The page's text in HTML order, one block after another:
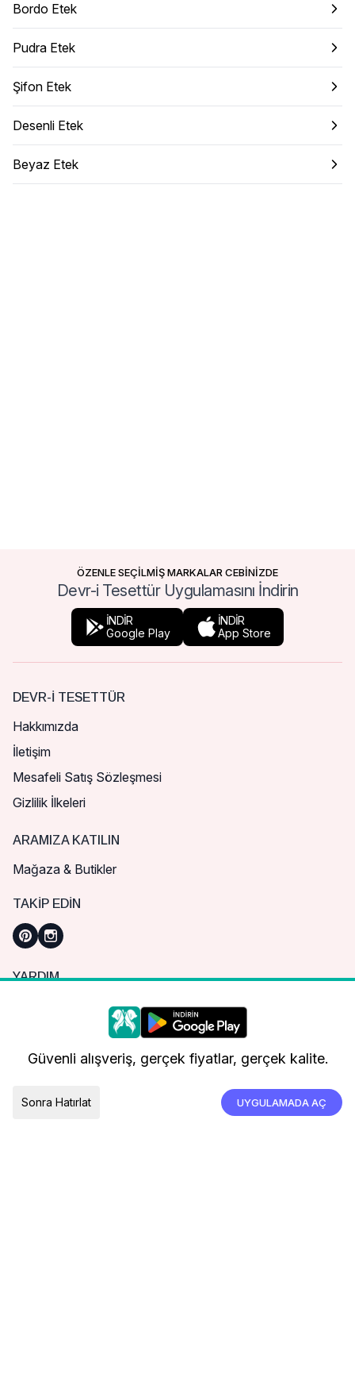
Bordo Etek
Pudra Etek
Şifon Etek
Desenli Etek
Beyaz Etek
ÖZENLE SEÇİLMİŞ MARKALAR CEBİNİZDE
Devr-i Tesettür Uygulamasını İndirin
İNDİR
Google Play
İNDİR
App Store
DEVR-I TESETTÜR
Hakkımızda
İletişim
Mesafeli Satış Sözleşmesi
Gizlilik İlkeleri
ARAMIZA KATILIN
Mağaza & Butikler
TAKIP EDIN
YARDIM
Sık Sorulan Sorular
Nasıl Sipariş Verebilirim?
Kargo ve Teslimat
Daha iyi bir alışveriş deneyimi için çerezleri
kullanıyoruz.
Güvenli alışveriş, gerçek fiyatlar, gerçek kalite.
Sonra Hatırlat UYGULAMADA AÇ